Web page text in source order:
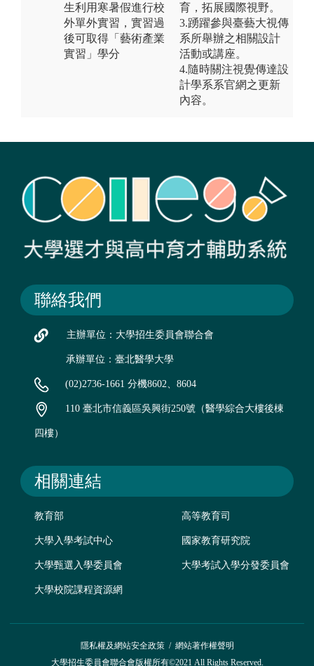
生利用寒暑假進行校
外單外實習，實習過
後可取得「藝術產業
實習」學分
育，拓展國際視野。
3.踴躍參與臺藝大視傳
系所舉辦之相關設計
活動或講座。
4.隨時關注視覺傳達設
計學系系官網之更新
內容。
聯絡我們
主辦單位：大學招生委員會聯合會
承辦單位：臺北醫學大學
(02)2736-1661 分機8602、8604
110 臺北市信義區吳興街250號（醫學綜合大樓後棟
四樓）
相關連結
教育部 高等教育司
大學入學考試中心 國家教育研究院
大學甄選入學委員會 大學考試入學分發委員會
大學校院課程資源網
隱私權及網站安全政策/ 網站著作權聲明
大學招生委員會聯合會版權所有©2021 All Rights Reserved.